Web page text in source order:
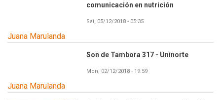
comunicación en nutrición
Sat, 05/12/2018 - 05:35
Juana Marulanda
Son de Tambora 317 - Uninorte
Mon, 02/12/2018 - 19:59
Juana Marulanda